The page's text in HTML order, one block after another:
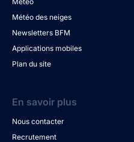
Météo des neiges
Newsletters BFM
Applications mobiles
Plan du site
En savoir plus
Nous contacter
Recrutement